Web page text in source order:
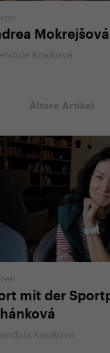
Mokrejšová
Kosíková
Ältere Artikel
mit der
Kosíková